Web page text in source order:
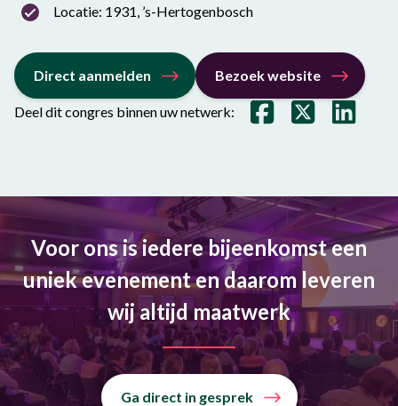
Locatie: 1931, ’s-Hertogenbosch
Direct aanmelden Bezoek website
Deel dit congres binnen uw netwerk:
Voor ons is iedere bijeenkomst een
uniek evenement en daarom leveren
wij altijd maatwerk
Ga direct in gesprek